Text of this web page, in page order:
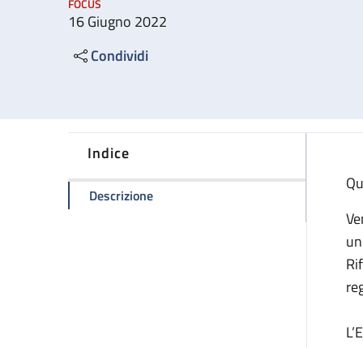
FOCUS
16 Giugno 2022
Condividi
Indice
Descrizionedella pagina Compie venticinque